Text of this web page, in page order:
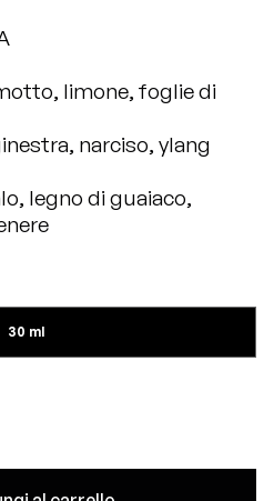
limone, foglie di
narciso, ylang
legno di guaiaco,
30 ml